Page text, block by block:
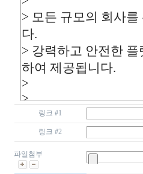
링크 #1
링크 #2
파일첨부